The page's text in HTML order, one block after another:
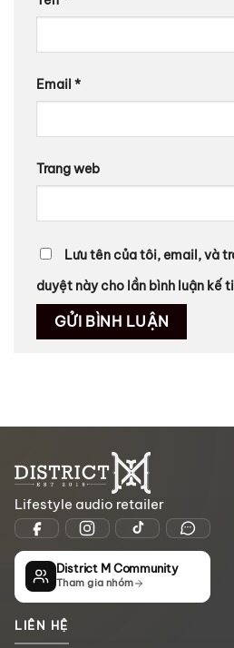
Email *
Trang web
Lưu tên của tôi, email, và
duyệt này cho lần bình luận kế
Lifestyle audio retailer
District M Community
Tham gia nhóm
LIÊN HỆ